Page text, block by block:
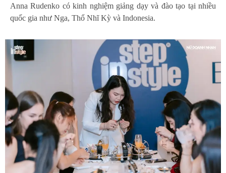
Anna Rudenko có kinh nghiệm giảng dạy và đào tạo tại nhiều
quốc gia như Nga, Thổ Nhĩ Kỳ và Indonesia.